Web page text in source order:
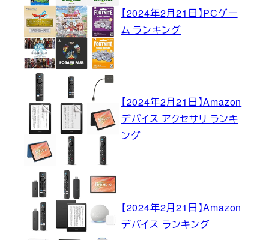
【2024年2月21日】PCゲー
ム ランキング
【2024年2月21日】Amazon
デバイス アクセサリ ランキ
ング
【2024年2月21日】Amazon
デバイス ランキング